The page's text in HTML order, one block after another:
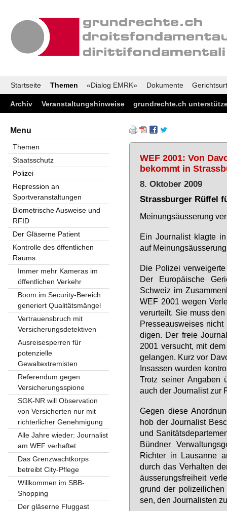
Startseite Themen «Dialog EMRK» Dokumente
Archiv Veranstaltungshinweise grundrechte.ch
WEF 2001: Von
bekommt in
8. Oktober 2009
Strassburger Rüffel
Mei­nungs­äus­se­rung
Ein Jour­na­list klag­te
auf
Die Po­li­zei
Der Eu­ro­päi­sche
Schweiz im
WEF 2001 we­gen
ver­ur­teilt. Sie muss
Pres­se­aus­wei­ses
di­gen. Der freie
2001 ver­sucht, mit
ge­lan­gen. Kurz vor
In­sas­sen wur­den
Trotz sei­ner An­ga­ben
auch der Jour­na­list zur
Ge­gen die­se
hob der Jour­na­list
und
Bünd­ner
Rich­ter in Lau­sanne
durch das Ver­hal­ten
äus­se­rungs­frei­heit
grund der
sen, den Jour­na­lis­ten
Menu
Themen
Staatsschutz
Polizei
Repression an
Sportveranstaltungen
Biometrische Ausweise und
RFID
Der Gläserne Patient
Kontrolle des öffentlichen
Raums
Immer mehr Kameras im
öffentlichen Verkehr
Boom im Security-Bereich
generiert Qualitätsmängel
Vertrauensbruch mit
Versicherungsdetektiven
Ausreisesperren für
potenzielle
Gewaltextremisten
Referendum gegen
Versicherungsspione
SGK-NR will Observation
von Versicherten nur mit
richterlicher Genehmigung
Alle Jahre wieder: Journalist
am WEF verhaftet
Das Grenzwachtkorps
betreibt City-Pflege
Willkommen im SBB-
Shopping
Der gläserne Fluggast